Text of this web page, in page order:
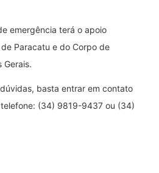
emergência terá o apoio
Paracatu e do Corpo de
Gerais.
basta entrar em contato
(34) 9819-9437 ou (34)